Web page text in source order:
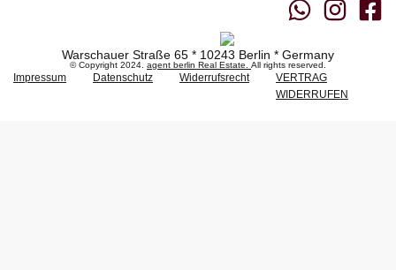
Warschauer Straße 65 * 10243 Berlin * Germany
© Copyright 2024. agent berlin Real Estate. All rights reserved.
Impressum Datenschutz Widerrufsrecht
VERTRAG
WIDERRUFEN